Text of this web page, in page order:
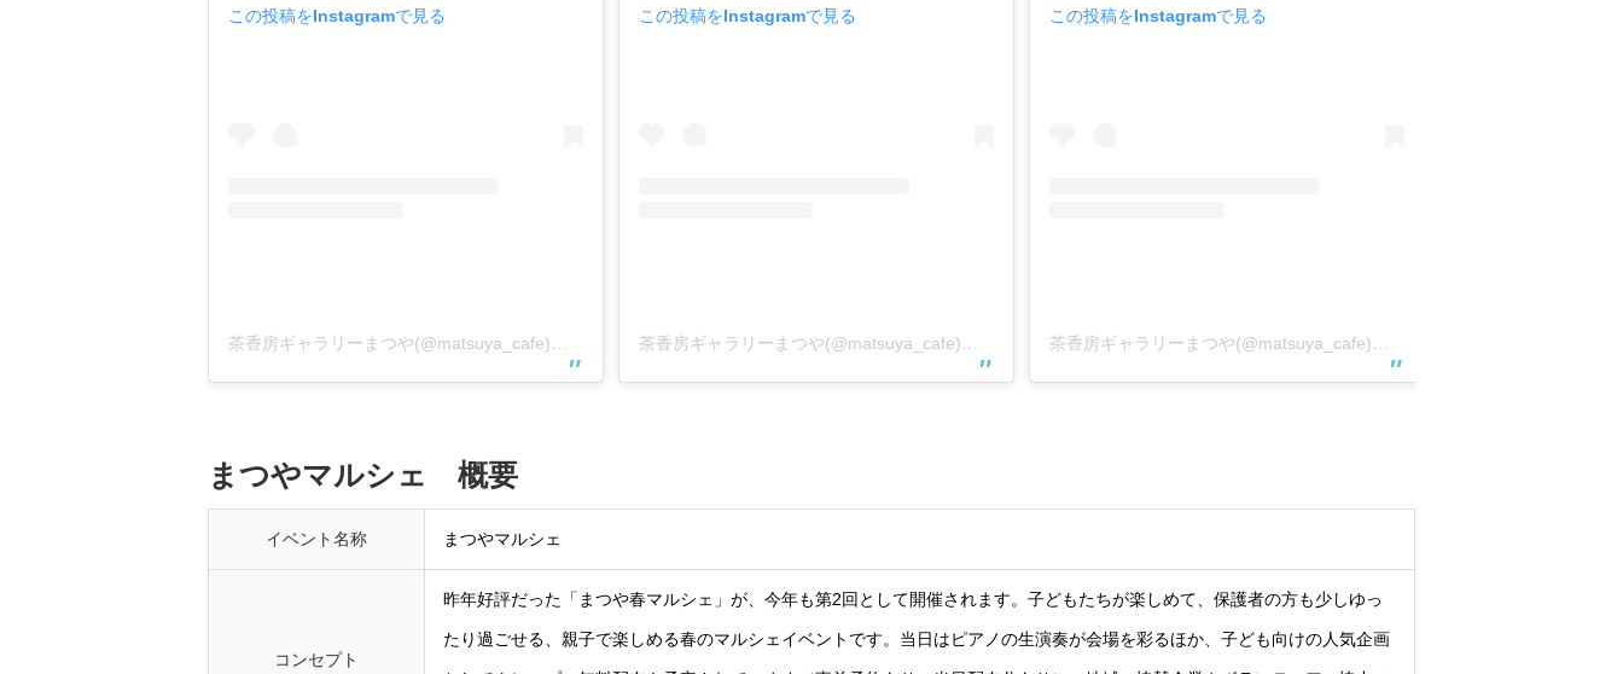
この投稿をInstagramで見る この投稿をInstagramで見る この投稿をInstagramで見る
まつやマルシェ 概要
イベント名称 まつやマルシェ
コンセプト
昨年好評だった「まつや春マルシェ」が、今年も第2回として開催されます。子どもたちが楽しめて、保護者の方も少しゆっ
たり過ごせる、親子で楽しめる春のマルシェイベントです。当日はピアノの生演奏が会場を彩るほか、子ども向けの人気企画